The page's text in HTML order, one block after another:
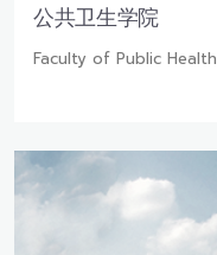
公共卫生学院
Faculty of Public Health